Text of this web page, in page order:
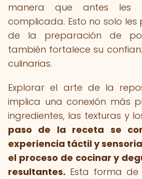
manera que antes les
complicada. Esto no solo
de la preparación de
también fortalece su
culinarias.
Explorar el arte de la
implica una conexión más
ingredientes, las texturas y
paso de la receta se
experiencia táctil y
el proceso de cocinar y
resultantes. Esta forma